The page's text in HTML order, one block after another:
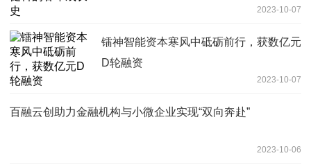
2023-10-07
镭神智能资本寒风中砥砺前行，获数亿元
D轮融资
2023-10-07
百融云创助力金融机构与小微企业实现“双向奔赴”
2023-10-06